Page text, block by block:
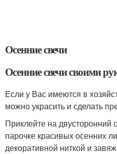
Осенние свечи
Осенние свечи своими
Если у Вас имеются в
можно украсить и сделать
Приклейте на двусторонний
парочке красивых осенних
декоративной ниткой и